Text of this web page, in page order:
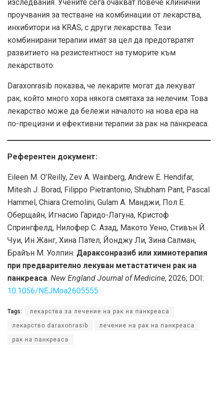
изследвания. Учените сега очакват повече клинични
проучвания за тестване на комбинации от лекарства,
инхибитори на KRAS, с други лекарства. Тези
комбинирани терапии имат за цел да предотвратят
развитието на резистентност на туморите към
лекарството.
Daraxonrasib показва, че лекарите могат да лекуват
рак, който много хора някога смятаха за нелечим. Това
лекарство може да бележи началото на нова ера на
по-прецизни и ефективни терапии за рак на панкреаса.
Референтен документ:
Eileen M. O’Reilly, Zev A. Wainberg, Andrew E. Hendifar,
Mitesh J. Borad, Filippo Pietrantonio, Shubham Pant, Pascal
Hammel, Chiara Cremolini, Gulam A. Манджи, Пол Е.
Оберщайн, Игнасио Гаридо-Лагуна, Кристоф
Спрингфелд, Нилофер С. Азад, Макото Уено, Стивън Й.
Чуи, Ин Жанг, Хина Пател, Йонджу Ли, Зина Салман,
Брайън М. Уолпин. Дараксонразиб или химиотерапия
при предварително лекуван метастатичен рак на
панкреаса. New England Journal of Medicine, 2026; DOI:
10.1056/NEJMoa2605555
Tags: лекарства за лечение на рак на панкреаса
лекарство daraxonrasib лечение на рак на панкреаса
рак на панкреаса